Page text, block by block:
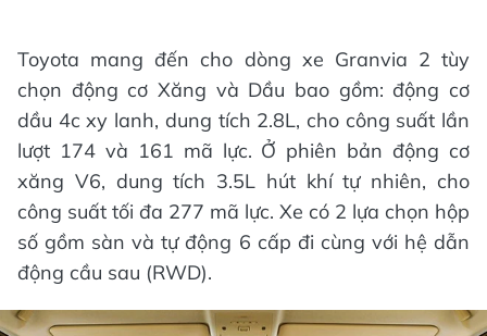
Toyota mang đến cho dòng xe Granvia 2 tùy
chọn động cơ Xăng và Dầu bao gồm: động cơ
dầu 4c xy lanh, dung tích 2.8L, cho công suất lần
lượt 174 và 161 mã lực. Ở phiên bản động cơ
xăng V6, dung tích 3.5L hút khí tự nhiên, cho
công suất tối đa 277 mã lực. Xe có 2 lựa chọn hộp
số gồm sàn và tự động 6 cấp đi cùng với hệ dẫn
động cầu sau (RWD).​